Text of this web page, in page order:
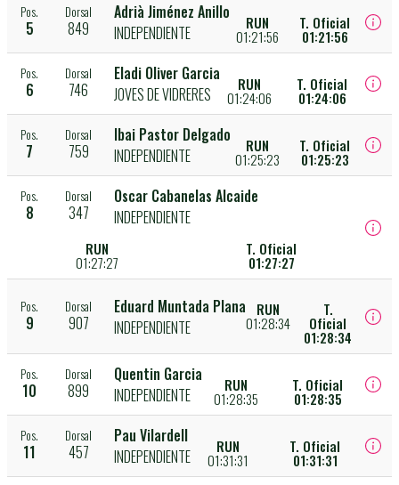
Pos.
5
Dorsal
849
Adrià Jiménez Anillo
INDEPENDIENTE
RUN
01:21:56
T. Oficial
01:21:56
Pos.
6
Dorsal
746
Eladi Oliver Garcia
JOVES DE VIDRERES
RUN
01:24:06
T. Oficial
01:24:06
Pos.
7
Dorsal
759
Ibai Pastor Delgado
INDEPENDIENTE
RUN
01:25:23
T. Oficial
01:25:23
Pos.
8
Dorsal
347
Oscar Cabanelas Alcaide
INDEPENDIENTE
RUN
01:27:27
T. Oficial
01:27:27
Pos.
9
Dorsal
907
Eduard Muntada Plana
INDEPENDIENTE
RUN
01:28:34
T.
Oficial
01:28:34
Pos.
10
Dorsal
899
Quentin Garcia
INDEPENDIENTE
RUN
01:28:35
T. Oficial
01:28:35
Pos.
11
Dorsal
457
Pau Vilardell
INDEPENDIENTE
RUN
01:31:31
T. Oficial
01:31:31